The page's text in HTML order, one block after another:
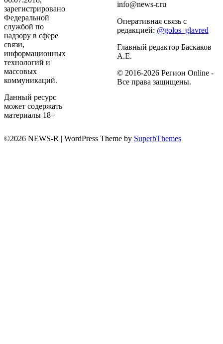
зарегистрировано
Федеральной
службой по
надзору в сфере
связи,
информационных
технологий и
массовых
коммуникаций.
Данный ресурс
может содержать
материалы 18+
info@news-r.ru
Оперативная связь с
редакцией: @golos_glavred
Главный редактор Баскаков
А.Е.
© 2016-2026 Регион Online -
Все права защищены.
©2026 NEWS-R | WordPress Theme by SuperbThemes